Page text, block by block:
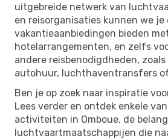
uitgebreide netwerk van
en reisorganisaties kunnen we
vakantieaanbiedingen bieden
hotelarrangementen, en zelfs
andere reisbenodigdheden, zoals
autohuur, luchthaventransfers
Ben je op zoek naar inspiratie
Lees verder en ontdek enkele
activiteiten in Omboue, de
luchtvaartmaatschappijen die